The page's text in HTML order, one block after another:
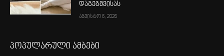
დაგეგმვისას
აგვისტო 6, 2026
პოპულარული ამბები